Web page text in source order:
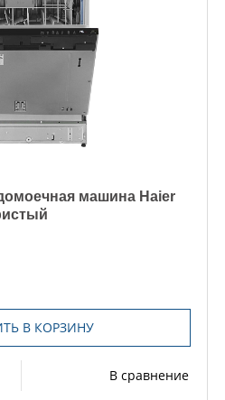
машина Haier
В КОРЗИНУ
В сравнение